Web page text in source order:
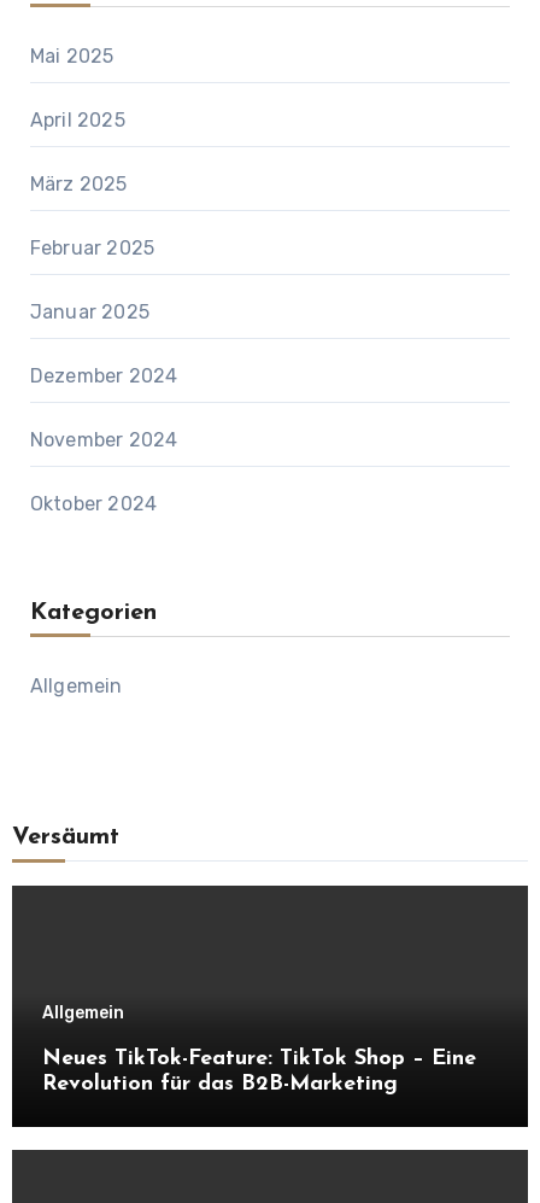
Mai 2025
April 2025
März 2025
Februar 2025
Januar 2025
Dezember 2024
November 2024
Oktober 2024
Kategorien
Allgemein
Versäumt
Allgemein
Neues TikTok-Feature: TikTok Shop – Eine
Revolution für das B2B-Marketing